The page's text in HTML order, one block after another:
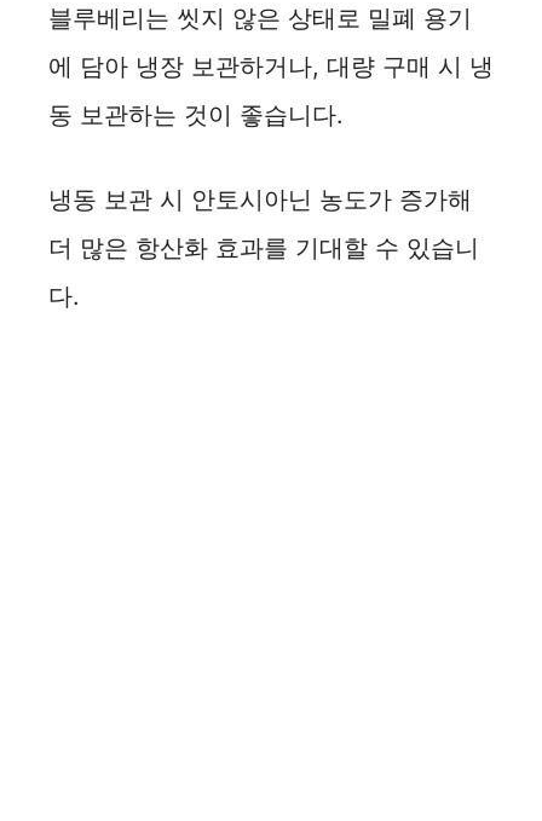
블루베리는 씻지 않은 상태로 밀폐 용기
에 담아 냉장 보관하거나, 대량 구매 시 냉
동 보관하는 것이 좋습니다.
냉동 보관 시 안토시아닌 농도가 증가해
더 많은 항산화 효과를 기대할 수 있습니
다.